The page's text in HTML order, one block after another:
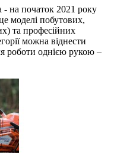
на початок 2021 року
моделі побутових,
та професійних
можна віднести
роботи однією рукою –